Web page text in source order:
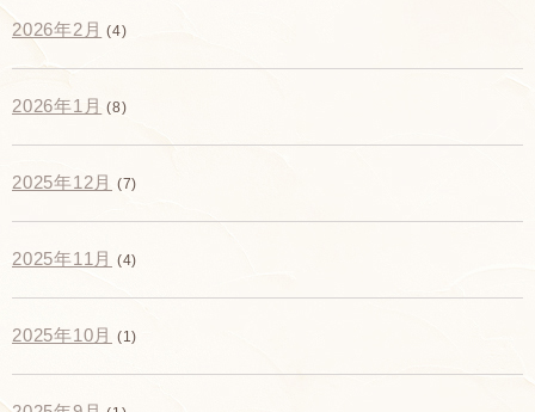
2026年2月 (4)
2026年1月 (8)
2025年12月 (7)
2025年11月 (4)
2025年10月 (1)